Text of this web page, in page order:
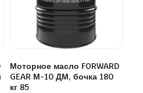
Моторное масло FORWARD
GEAR М-10 ДМ, бочка 180
кг 85